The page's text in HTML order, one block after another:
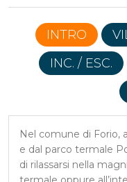
INTRO
INC. / ESC.
Nel comune di Forio,
e dal parco termale
di rilassarsi nella